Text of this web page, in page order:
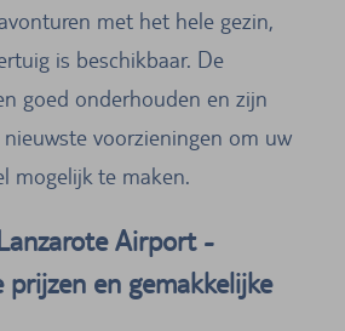
met het hele gezin,
is beschikbaar. De
goed onderhouden en zijn
voorzieningen om uw
mogelijk te maken.
Airport -
prijzen en gemakkelijke